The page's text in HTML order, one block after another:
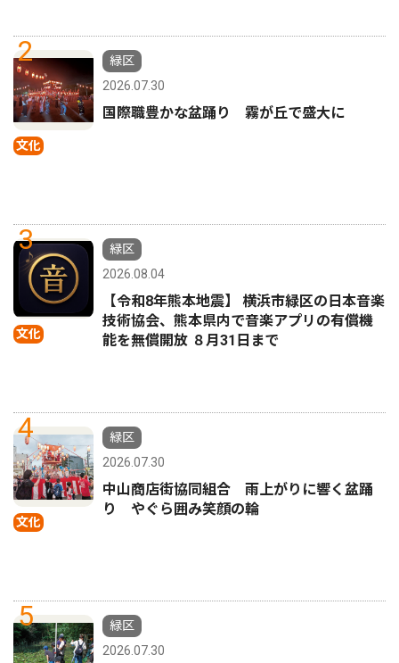
2
文化
緑区
2026.07.30
国際職豊かな盆踊り 霧が丘で盛大に
3
文化
緑区
2026.08.04
【令和8年熊本地震】 横浜市緑区の日本音楽
技術協会、熊本県内で音楽アプリの有償機
能を無償開放 ８月31日まで
4
文化
緑区
2026.07.30
中山商店街協同組合 雨上がりに響く盆踊
り やぐら囲み笑顔の輪
5
緑区
2026.07.30